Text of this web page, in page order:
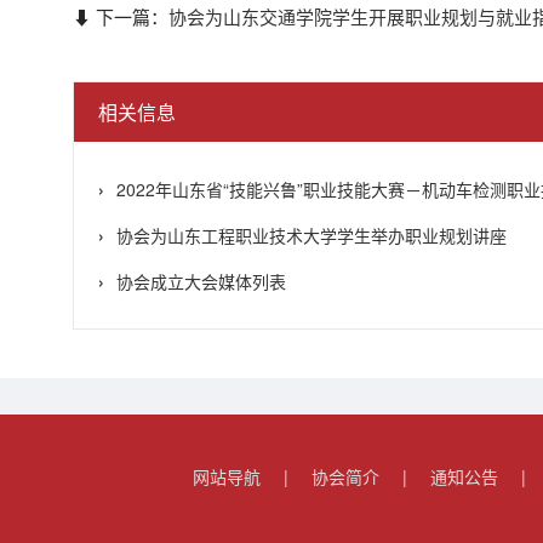
⬇ 下一篇： 协会为山东交通学院学生开展职业规划与就业
相关信息
2022年山东省“技能兴鲁”职业技能大赛－机动车检测职
协会为山东工程职业技术大学学生举办职业规划讲座
协会成立大会媒体列表
网站导航 | 协会简介 | 通知公告 |